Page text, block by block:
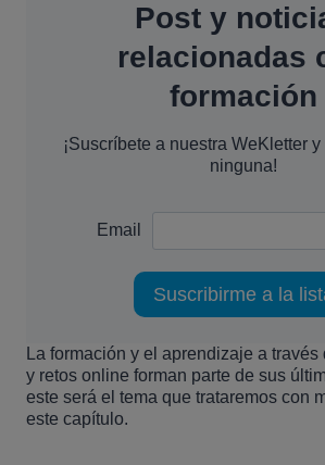
Post y
relacionadas
formación
¡Suscríbete a nuestra WeKletter
ninguna!
Email
La formación y el aprendizaje a
y retos online forman parte de sus
este será el tema que trataremos con
este capítulo.